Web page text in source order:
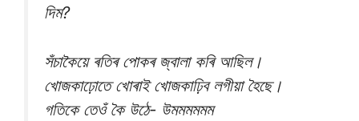
দিম?
সঁচাকৈয়ে ৰতিৰ পোকৰ জ্বালা কৰি আছিল।
খোজকাঢ়োতে খোৰাই খোজকাঢ়িব লগীয়া হৈছে।
গতিকে তেওঁ কৈ উঠে- উমমমমমম